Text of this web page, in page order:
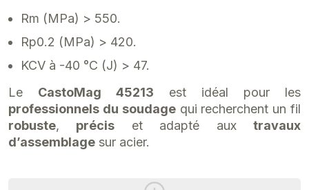
Rm (MPa) > 550.
Rp0.2 (MPa) > 420.
KCV à -40 °C (J) > 47.
Le CastoMag 45213 est idéal pour les
professionnels du soudagequi recherchent un fil
robuste, précis et adapté auxtravaux
d’assemblage sur acier.